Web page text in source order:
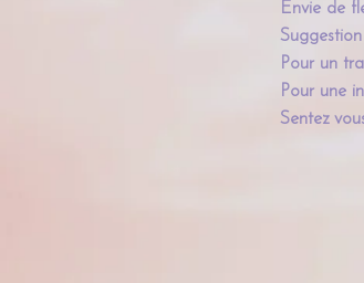
Envie de
Pour un
Pour une
Sentez